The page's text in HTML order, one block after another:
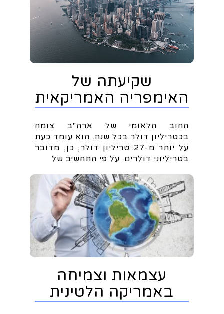
שקיעתה של
האימפריה האמריקאית
החוב הלאומי של ארה"ב צומח
בכטריליון דולר בכל שנה. הוא עומד כעת
על יותר מ-27 טריליון דולר, כן, מדובר
בטריליוני דולרים. על פי התחשיב של
עצמאות וצמיחה
באמריקה הלטינית